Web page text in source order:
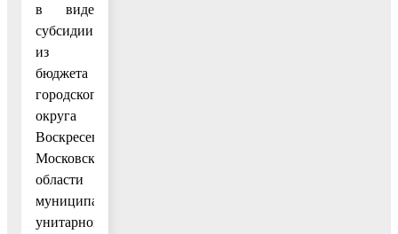
в виде
субсидии
из
бюджета
городского
округа
Воскресенск
Московской
области
муниципальному
унитарному